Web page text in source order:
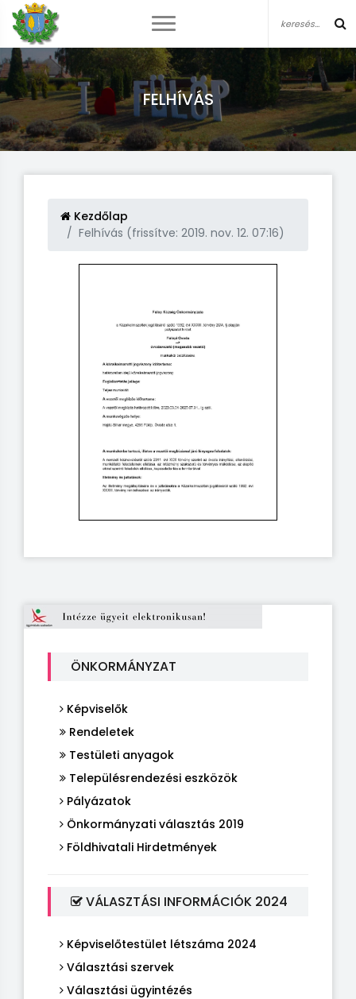
FELHÍVÁS
ÖNKORMÁNYZAT
Képviselők
Rendeletek
Testületi anyagok
Településrendezési eszközök
Pályázatok
Önkormányzati választás 2019
Földhivatali Hirdetmények
VÁLASZTÁSI INFORMÁCIÓK 2024
Képviselőtestület létszáma 2024
Választási szervek
Választási ügyintézés
Kezdőlap
Felhívás (frissítve: 2019. nov. 12. 07:16)